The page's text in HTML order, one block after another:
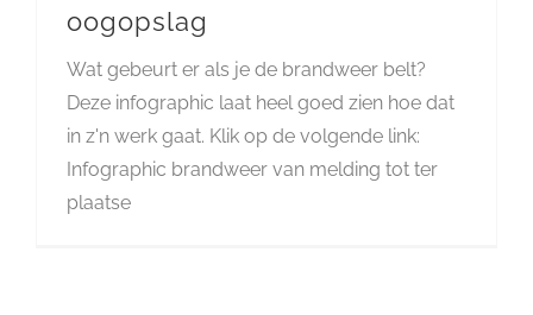
oogopslag
Wat gebeurt er als je de brandweer belt?
Deze infographic laat heel goed zien hoe dat
in z'n werk gaat. Klik op de volgende link:
Infographic brandweer van melding tot ter
plaatse